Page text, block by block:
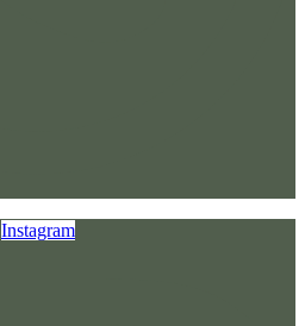
Instagram